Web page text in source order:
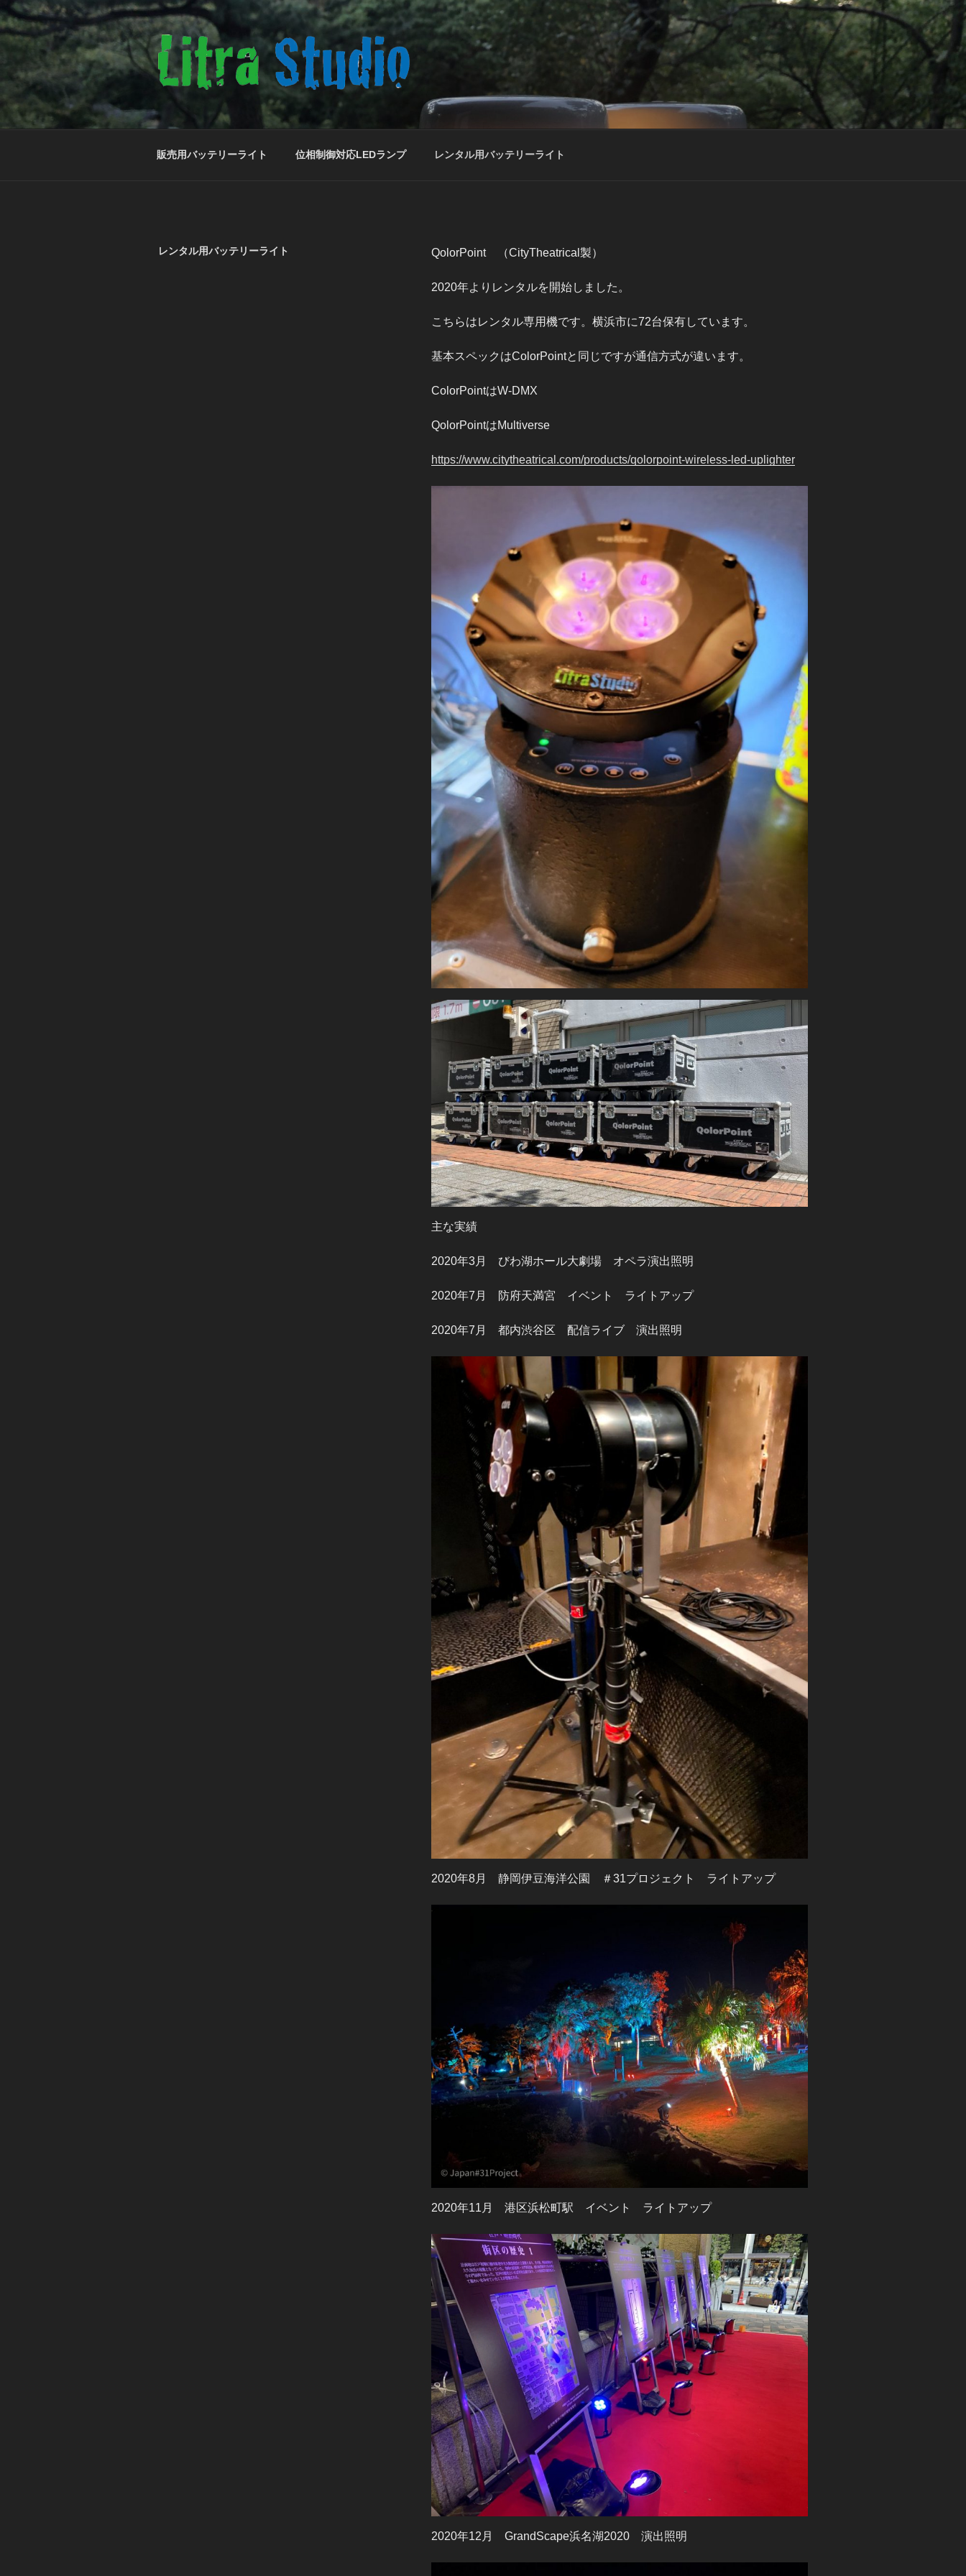
ン
テ
キ
株式会社リトラスタジオ
小さな会社のウェブサイト
販売用バッテリーライト 位相制御対応LEDランプ レンタル用バッテリーライト
レンタル用バッテリーライト QolorPoint （CityTheatrical製）
2020年よりレンタルを開始しました。
こちらはレンタル専用機です。横浜市に72台保有しています。
基本スペックはColorPointと同じですが通信方式が違います。
ColorPointはW-DMX
QolorPointはMultiverse
https://www.citytheatrical.com/products/qolorpoint-wireless-led-uplighter
主な実績
2020年3月 びわ湖ホール大劇場 オペラ演出照明
2020年7月 防府天満宮 イベント ライトアップ
2020年7月 都内渋谷区 配信ライブ 演出照明
2020年8月 静岡伊豆海洋公園 ＃31プロジェクト ライトアップ
2020年11月 港区浜松町駅 イベント ライトアップ
2020年12月 GrandScape浜名湖2020 演出照明